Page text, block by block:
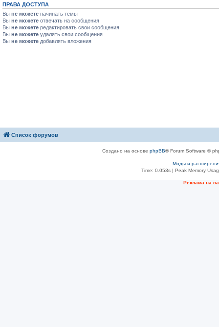
ПРАВА ДОСТУПА
Вы не можете начинать темы
Вы не можете отвечать на сообщения
Вы не можете редактировать свои сообщения
Вы не можете удалять свои сообщения
Вы не можете добавлять вложения
Список форумов
Создано на основе phpBB® Forum Software ©
Моды и
Time: 0.053s| Peak Memory
Рeклама на